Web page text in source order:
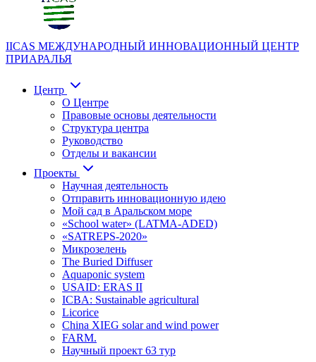
IICAS МЕЖДУНАРОДНЫЙ ИННОВАЦИОННЫЙ ЦЕНТР
ПРИАРАЛЬЯ
Центр
О Центре
Правовые основы деятельности
Структура центра
Руководство
Отделы и вакансии
Проекты
Научная деятельность
Отправить инновационную идею
Мой сад в Аральском море
«School water» (LATMA-ADED)
«SATREPS-2020»
Микрозелень
The Buried Diffuser
Aquaponic system
USAID: ERAS II
ICBA: Sustainable agricultural
Licorice
China XIEG solar and wind power
FARM.
Научный проект 63 тур